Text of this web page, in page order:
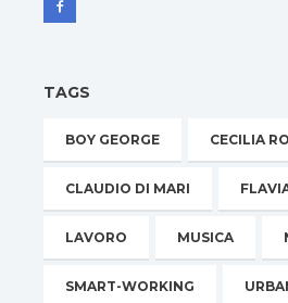
TAGS
BOY GEORGE CECILIA
CLAUDIO DI MARI
LAVORO MUSICA
SMART-WORKING